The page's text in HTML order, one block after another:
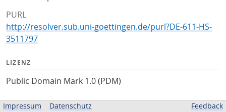
PURL
http://resolver.sub.uni-goettingen.de/purl?DE-611-HS-
3511797
LIZENZ
Public Domain Mark 1.0 (PDM)
ZUGEHÖRIGE QUELLEN
Impressum Datenschutz Feedback